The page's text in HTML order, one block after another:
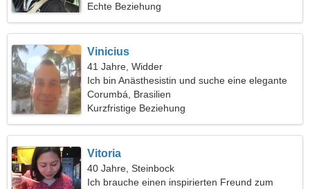
Echte Beziehung
Vinicius
41 Jahre, Widder
Ich bin Anästhesistin und suche eine elegante
Frau
Corumbá, Brasilien
Kurzfristige Beziehung
Vitoria
40 Jahre, Steinbock
Ich brauche einen inspirierten Freund zum